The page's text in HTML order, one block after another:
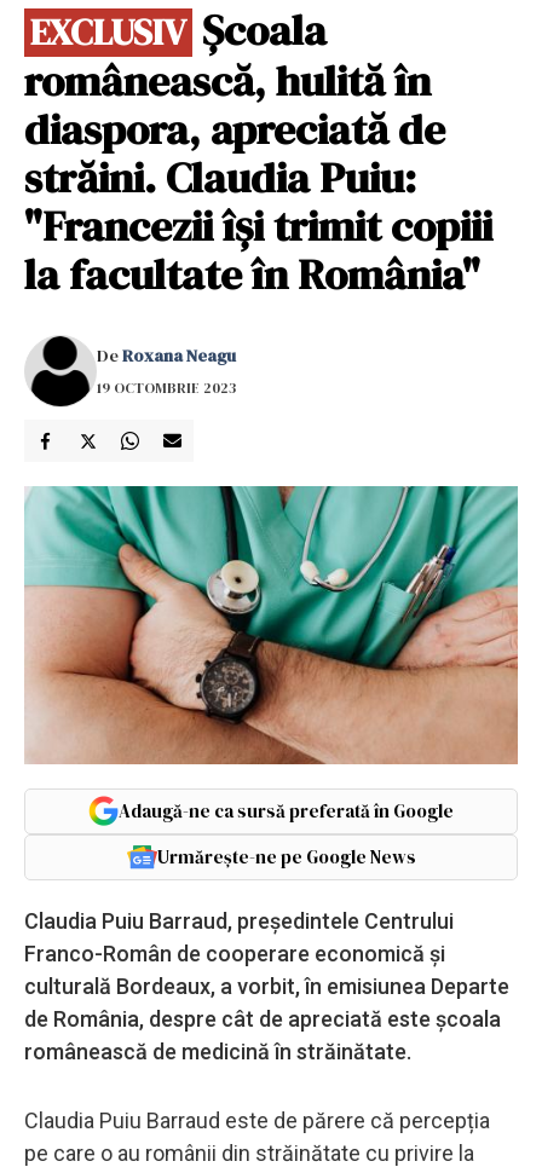
EXCLUSIV Școala
românească, hulită în
diaspora, apreciată de
străini. Claudia Puiu:
"Francezii își trimit copiii
la facultate în România"
DeRoxana Neagu
19 OCTOMBRIE 2023
Adaugă-ne ca sursă preferată în Google
Urmărește-ne pe Google News
Claudia Puiu Barraud, președintele Centrului
Franco-Român de cooperare economică și
culturală Bordeaux, a vorbit, în emisiunea Departe
de România, despre cât de apreciată este școala
românească de medicină în străinătate.
Claudia Puiu Barraud este de părere că percepția
pe care o au românii din străinătate cu privire la